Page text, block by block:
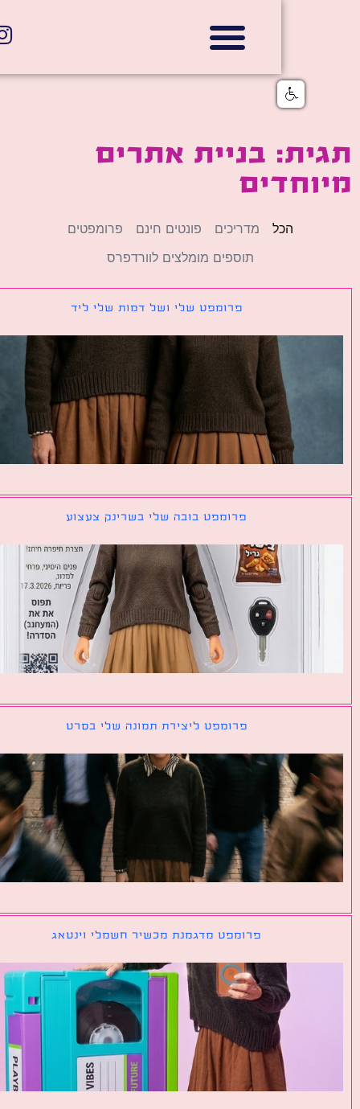
בניית אתרים
מדריכים פונטים חינם
פרומפטים
תוספים מומלצים לוורדפרס
פרומפט שלי ושל דמות שלי ליד
פרומפט בובה שלי בשרינק צעצוע
פרומפט ליצירת תמונה שלי בסרט
פרומפט מדגמנת מכשיר חשמלי וינטאג